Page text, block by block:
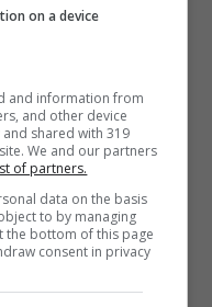
l’estate i
con arte,
Un luogo di
valore
con
ai bambini e ai
dichiarato
e alla Scuola
on a device
and information from
and other device
shared with 319
We and our partners
of partners.
data on the basis
to by managing
the bottom of this page
consent in privacy